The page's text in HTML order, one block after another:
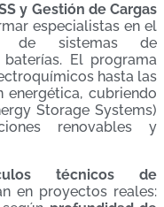
y Gestión de Cargas
especialistas en el
de sistemas de
El programa
hasta las
energética, cubriendo
Storage Systems)
renovables y
técnicos de
en proyectos reales: